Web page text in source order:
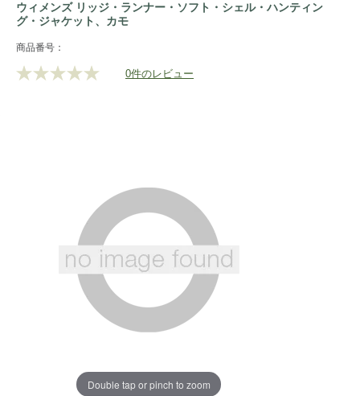
ウィメンズ リッジ・ランナー・ソフト・シェル・ハンティン
グ・ジャケット、カモ
https://www.llbean.co.jp/womens/outer/casual/g/
商品番号：
評
ジ
リ
0件のレビュー
Double tap or pinch to zoom